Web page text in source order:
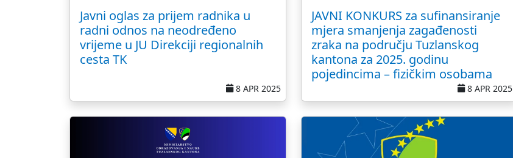
Javni oglas za prijem radnika u
radni odnos na neodređeno
vrijeme u JU Direkciji regionalnih
cesta TK
8 APR 2025
JAVNI KONKURS za sufinansiranje
mjera smanjenja zagađenosti
zraka na području Tuzlanskog
kantona za 2025. godinu
pojedincima – fizičkim osobama
8 APR 2025